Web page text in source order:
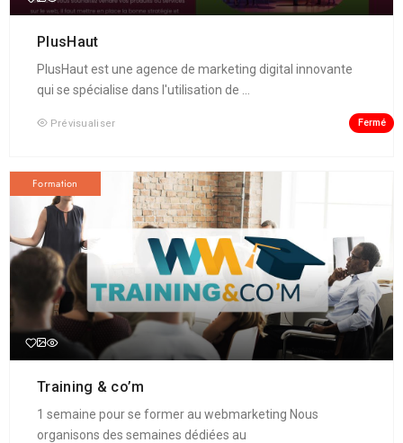
PlusHaut
PlusHaut est une agence de marketing digital innovante
qui se spécialise dans l'utilisation de ...
Prévisualiser Fermé
Formation
Training & co’m
1 semaine pour se former au webmarketing Nous
organisons des semaines dédiées au